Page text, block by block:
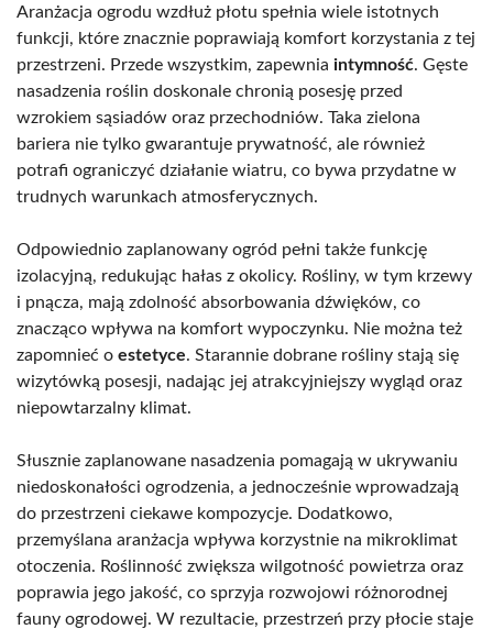
Aranżacja ogrodu wzdłuż płotu spełnia wiele istotnych
funkcji, które znacznie poprawiają komfort korzystania z tej
przestrzeni. Przede wszystkim, zapewnia intymność. Gęste
nasadzenia roślin doskonale chronią posesję przed
wzrokiem sąsiadów oraz przechodniów. Taka zielona
bariera nie tylko gwarantuje prywatność, ale również
potrafi ograniczyć działanie wiatru, co bywa przydatne w
trudnych warunkach atmosferycznych.
Odpowiednio zaplanowany ogród pełni także funkcję
izolacyjną, redukując hałas z okolicy. Rośliny, w tym krzewy
i pnącza, mają zdolność absorbowania dźwięków, co
znacząco wpływa na komfort wypoczynku. Nie można też
zapomnieć o estetyce. Starannie dobrane rośliny stają się
wizytówką posesji, nadając jej atrakcyjniejszy wygląd oraz
niepowtarzalny klimat.
Słusznie zaplanowane nasadzenia pomagają w ukrywaniu
niedoskonałości ogrodzenia, a jednocześnie wprowadzają
do przestrzeni ciekawe kompozycje. Dodatkowo,
przemyślana aranżacja wpływa korzystnie na mikroklimat
otoczenia. Roślinność zwiększa wilgotność powietrza oraz
poprawia jego jakość, co sprzyja rozwojowi różnorodnej
fauny ogrodowej. W rezultacie, przestrzeń przy płocie staje